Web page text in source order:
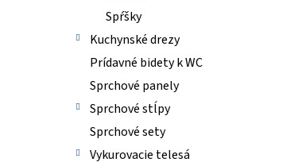
Spŕšky
Kuchynské drezy
Prídavné bidety k WC
Sprchové panely
Sprchové stĺpy
Sprchové sety
Vykurovacie telesá